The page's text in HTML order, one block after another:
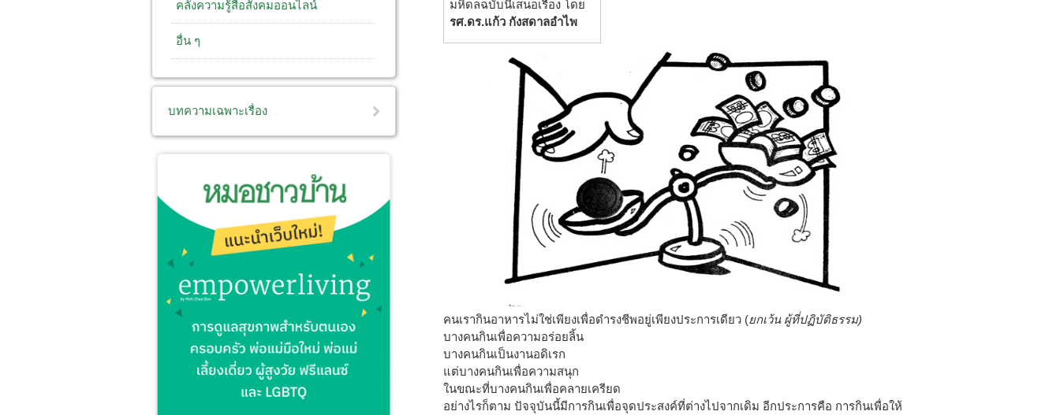
มหิดลฉบับนี้เสนอเรื่อง โดย
รศ.ดร.แก้ว กังสดาลอำไพ
คนเรากินอาหารไม่ใช่เพียงเพื่อดำรงชีพอยู่เพียงประการเดียว (ยกเว้น ผู้ที่ปฏิบัติธรรม)
บางคนกินเพื่อความอร่อยลิ้น
บางคนกินเป็นงานอดิเรก
แต่บางคนกินเพื่อความสนุก
ในขณะที่บางคนกินเพื่อคลายเครียด
อย่างไรก็ตาม ปัจจุบันนี้มีการกินเพื่อจุดประสงค์ที่ต่างไปจากเดิม อีกประการคือ การกินเพื่อให้
คลังความรู้สื่อสังคมออนไลน์
อื่น ๆ
บทความเฉพาะเรื่อง